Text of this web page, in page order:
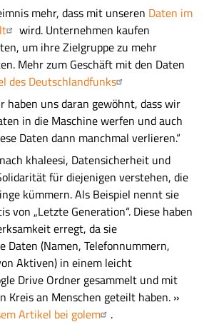
mehr, dass mit unseren Daten im
wird. Unternehmen kaufen
um ihre Zielgruppe zu mehr
Mehr zum Geschäft mit den Daten
des Deutschlandfunks
haben uns daran gewöhnt, dass wir
in die Maschine werfen und auch
Daten dann manchmal verlieren.“
khaleesi, Datensicherheit und
für diejenigen verstehen, die
kümmern. Als Beispiel nennt sie
von „Letzte Generation“. Diese haben
erregt, da sie
Daten (Namen, Telefonnummern,
Aktiven) in einem leicht
Drive Ordner gesammelt und mit
Kreis an Menschen geteilt haben. »
Artikel bei golem
.